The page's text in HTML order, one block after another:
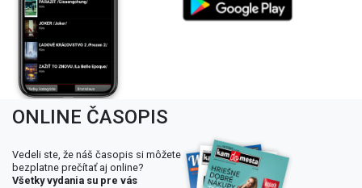
ONLINE ČASOPIS
Vedeli ste, že náš časopis si môžete
bezplatne prečítať aj online?
Všetky vydania su pre vás